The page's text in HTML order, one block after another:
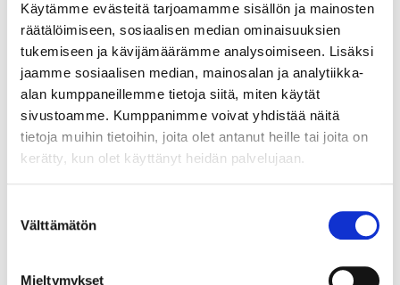
Käytämme evästeitä tarjoamamme sisällön ja mainosten
räätälöimiseen, sosiaalisen median ominaisuuksien
tukemiseen ja kävijämäärämme analysoimiseen. Lisäksi
jaamme sosiaalisen median, mainosalan ja analytiikka-
alan kumppaneillemme tietoja siitä, miten käytät
sivustoamme. Kumppanimme voivat yhdistää näitä
tietoja muihin tietoihin, joita olet antanut heille tai joita on
kerätty, kun olet käyttänyt heidän palvelujaan.
valinta
Välttämätön
Mieltymykset
Turun Palloseura on tehnyt kaksivuotisen sopimuksen
keskushyökkääjä Otto Paajasen kanssa.